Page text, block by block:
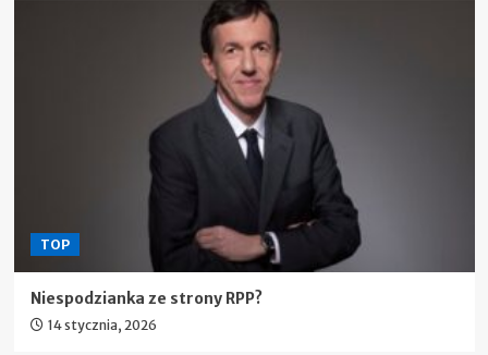
TOP
Niespodzianka ze strony RPP?
14 stycznia, 2026